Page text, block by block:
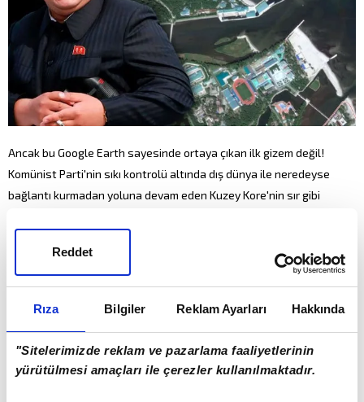
Rıza Bilgiler Reklam Ayarları Hakkında
"Sitelerimizde reklam ve pazarlama faaliyetlerinin
yürütülmesi amaçları ile çerezler kullanılmaktadır.
Reddet
Ancak bu Google Earth sayesinde ortaya çıkan ilk gizem değil!
Komünist Parti'nin sıkı kontrolü altında dış dünya ile neredeyse
bağlantı kurmadan yoluna devam eden Kuzey Kore'nin sır gibi